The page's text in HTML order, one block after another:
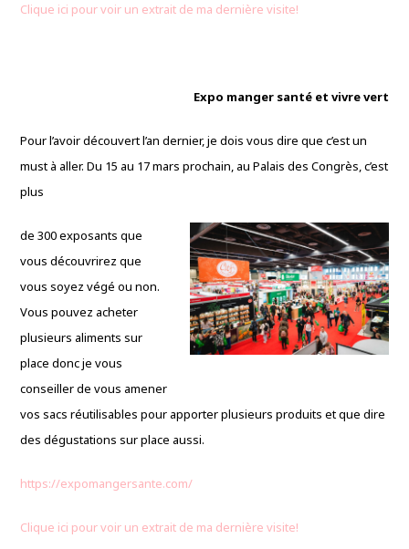
Clique ici pour voir un extrait de ma dernière visite!
Expo manger santé et vivre vert
Pour l’avoir découvert l’an dernier, je dois vous dire que c’est un
must à aller. Du 15 au 17 mars prochain, au Palais des Congrès, c’est
plus
de 300 exposants que
vous découvrirez que
vous soyez végé ou non.
Vous pouvez acheter
plusieurs aliments sur
place donc je vous
conseiller de vous amener
vos sacs réutilisables pour apporter plusieurs produits et que dire
des dégustations sur place aussi.
https://expomangersante.com/
Clique ici pour voir un extrait de ma dernière visite!